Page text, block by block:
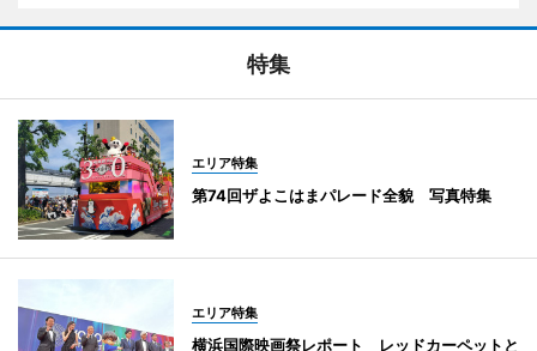
特集
エリア特集
第74回ザよこはまパレード全貌 写真特集
エリア特集
横浜国際映画祭レポート レッドカーペットと